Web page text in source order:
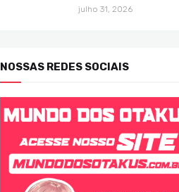
julho 31, 2026
NOSSAS REDES SOCIAIS